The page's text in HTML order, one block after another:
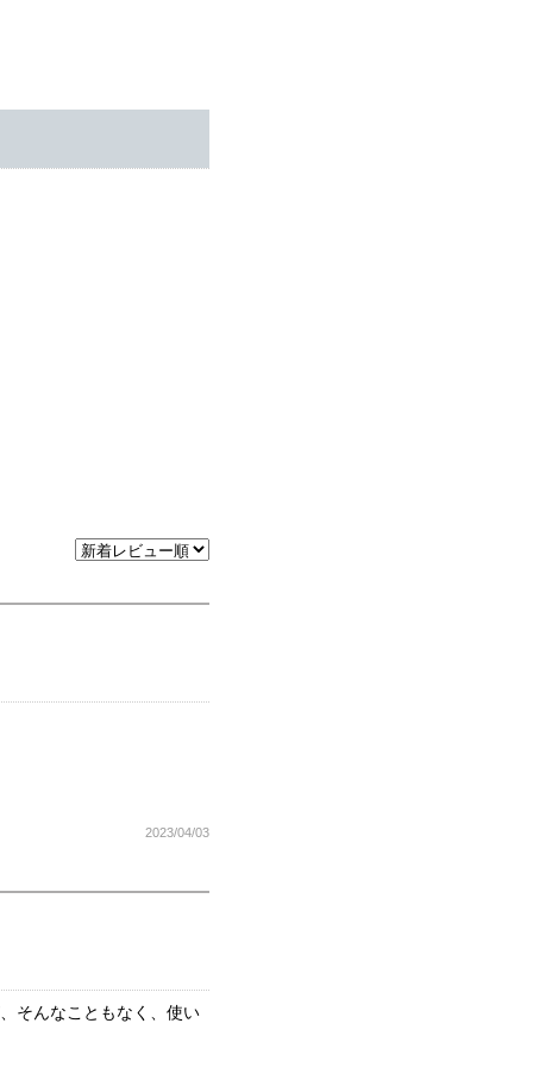
2023/04/03
そんなこともなく、使い